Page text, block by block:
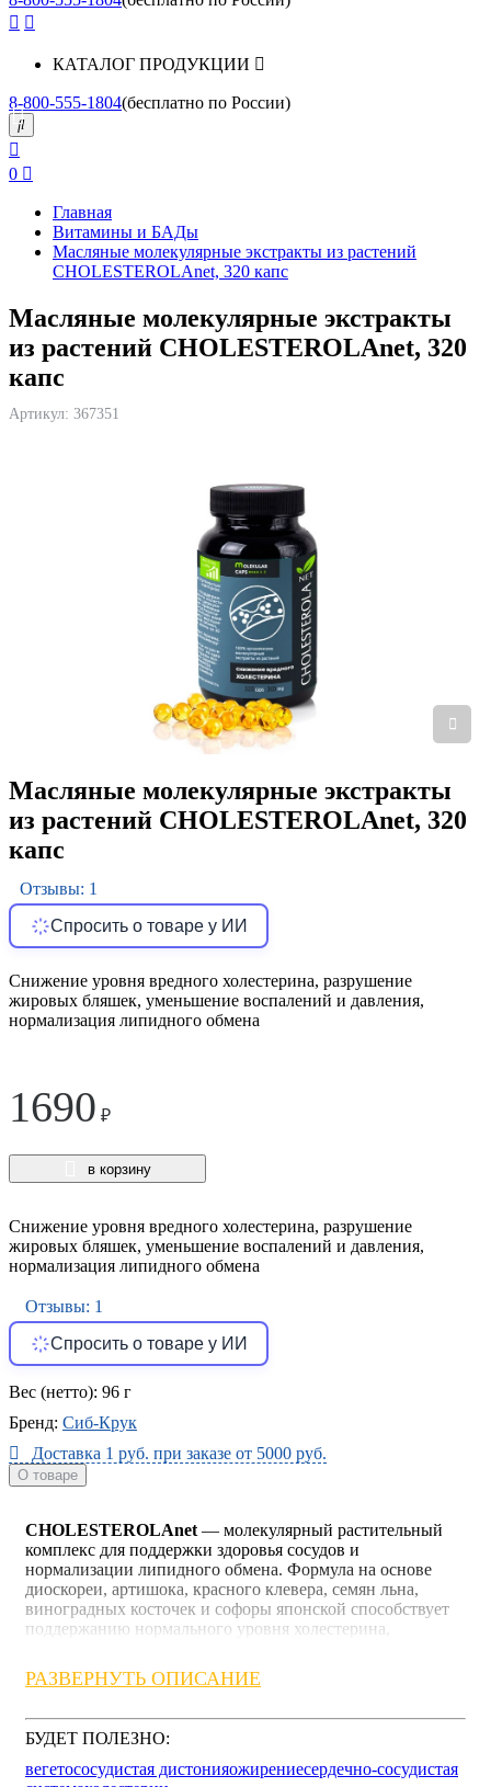
КАТАЛОГ ПРОДУКЦИИ
8-800-555-1804(бесплатно по России)
0
Главная
Витамины и БАДы
Масляные молекулярные экстракты из растений
СHOLESTEROLAnet, 320 капс
Масляные молекулярные экстракты
из растений СHOLESTEROLAnet, 320
капс
Артикул: 367351
Масляные молекулярные экстракты
из растений СHOLESTEROLAnet, 320
капс
Отзывы: 1
Спросить о товаре у ИИ
Снижение уровня вредного холестерина, разрушение
жировых бляшек, уменьшение воспалений и давления,
нормализация липидного обмена
1690 ₽
в корзину
Снижение уровня вредного холестерина, разрушение
жировых бляшек, уменьшение воспалений и давления,
нормализация липидного обмена
Отзывы: 1
Спросить о товаре у ИИ
Вес (нетто): 96 г
Бренд: Сиб-Крук
Доставка 1 руб. при заказе от 5000 руб.
О товаре
CHOLESTEROLAnet — молекулярный растительный
комплекс для поддержки здоровья сосудов и
нормализации липидного обмена. Формула на основе
диоскореи, артишока, красного клевера, семян льна,
виноградных косточек и софоры японской способствует
поддержанию нормального уровня холестерина,
стенке и улучшению состояния сердечно-сосудистой
системы. Комплекс помогает поддерживать эластичность
стабильного артериального давления. Рекомендуется в
качестве дополнительной поддержки при повышенном
РАЗВЕРНУТЬ ОПИСАНИЕ
БУДЕТ ПОЛЕЗНО:
вегетососудистая дистонияожирениесердечно-сосудистая